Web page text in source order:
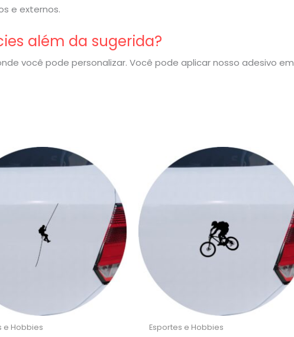
e externos.
além da sugerida?
você pode personalizar. Você pode aplicar nosso adesivo em
e Hobbies Esportes e Hobbies